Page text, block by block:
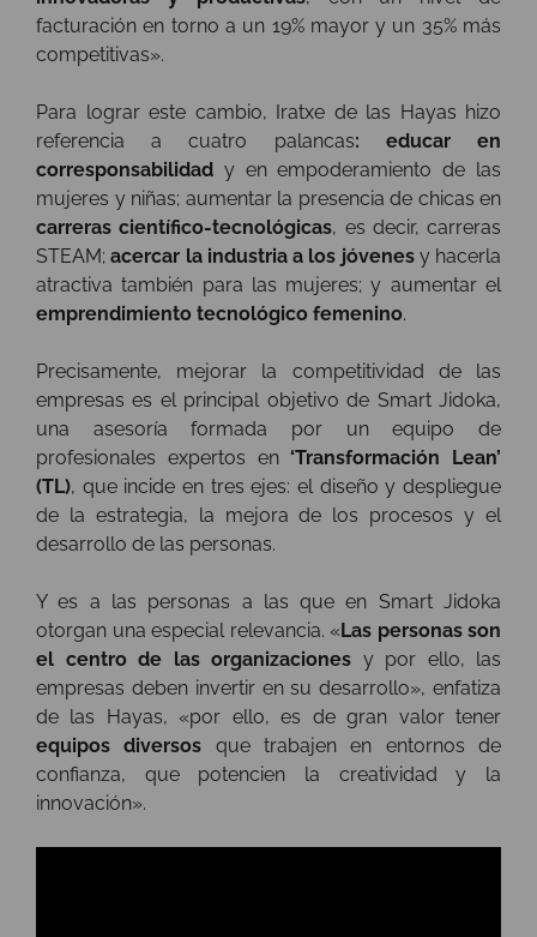
facturación en torno a un 19% mayor y un 35% más
competitivas».
Para lograr este cambio, Iratxe de las Hayas hizo
referencia a cuatro palancas: educar en
corresponsabilidad y en empoderamiento de las
mujeres y niñas; aumentar la presencia de chicas en
carreras científico-tecnológicas, es decir, carreras
STEAM;acercar la industria a los jóvenesy hacerla
atractiva también para las mujeres; y aumentar el
emprendimiento tecnológico femenino.
Precisamente, mejorar la competitividad de las
empresas es el principal objetivo de Smart Jidoka,
una asesoría formada por un equipo de
profesionales expertos en ‘Transformación Lean’
(TL), que incide en tres ejes: el diseño y despliegue
de la estrategia, la mejora de los procesos y el
desarrollo de las personas.
Y es a las personas a las que en Smart Jidoka
otorgan una especial relevancia. «Las personas son
el centro de las organizaciones y por ello, las
empresas deben invertir en su desarrollo», enfatiza
de las Hayas, «por ello, es de gran valor tener
equipos diversos que trabajen en entornos de
confianza, que potencien la creatividad y la
innovación».